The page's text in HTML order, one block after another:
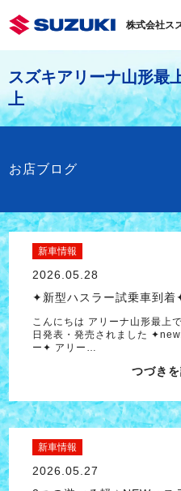
株式会社ス
スズキアリーナ山形最
上
お店ブログ
新車情報
2026.05.28
✦新型ハスラー試乗車到着
こんにちは アリーナ山形最上
日発表・発売されました ✦new
ー✦ アリー…
つづき
新車情報
2026.05.27